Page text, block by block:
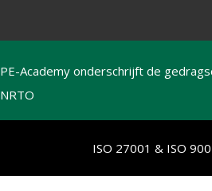
PE-Academy onderschrijft de
NRTO
ISO 27001 & ISO